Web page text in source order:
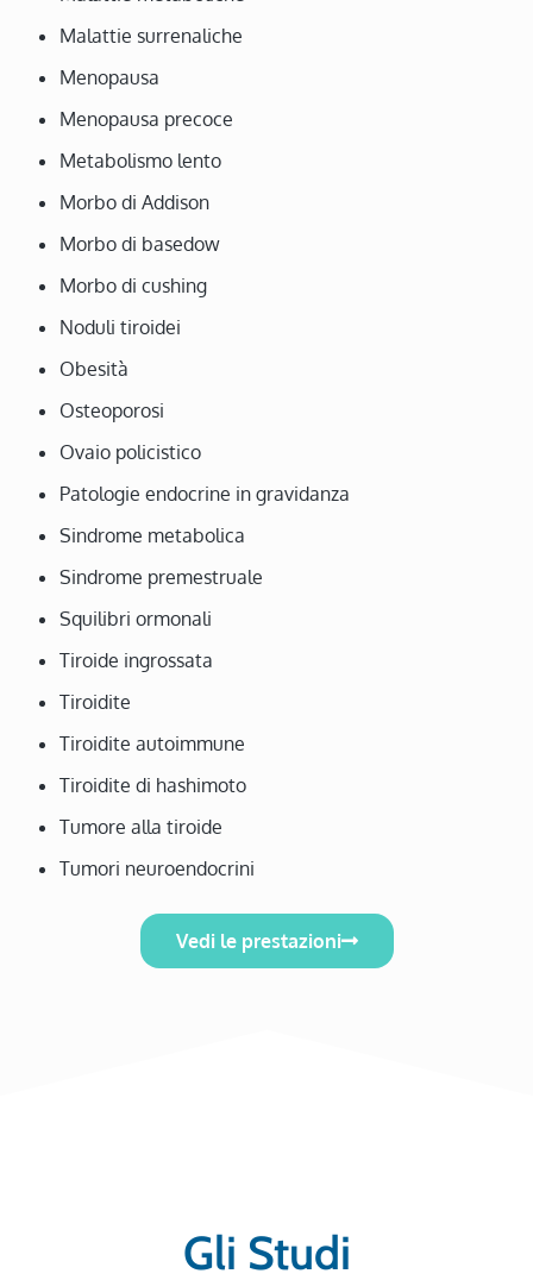
Malattie surrenaliche
Menopausa
Menopausa precoce
Metabolismo lento
Morbo di Addison
Morbo di basedow
Morbo di cushing
Noduli tiroidei
Obesità
Osteoporosi
Ovaio policistico
Patologie endocrine in gravidanza
Sindrome metabolica
Sindrome premestruale
Squilibri ormonali
Tiroide ingrossata
Tiroidite
Tiroidite autoimmune
Tiroidite di hashimoto
Tumore alla tiroide
Tumori neuroendocrini
Vedi le prestazioni
Gli Studi